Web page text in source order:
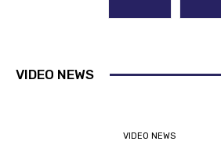
VIDEO NEWS
VIDEO NEWS